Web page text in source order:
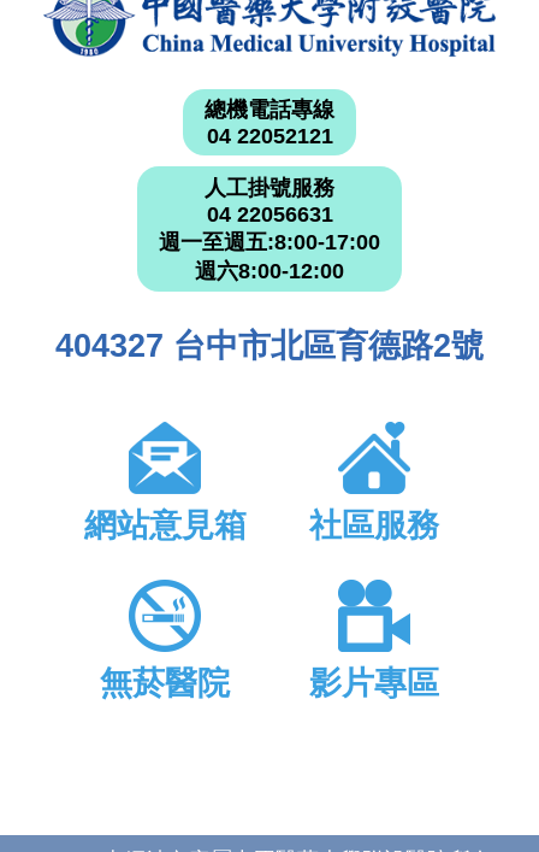
總機電話專線
04 22052121
人工掛號服務
04 22056631
週一至週五:8:00-17:00
週六8:00-12:00
404327 台中市北區育德路2號
網站意見箱 社區服務
無菸醫院 影片專區